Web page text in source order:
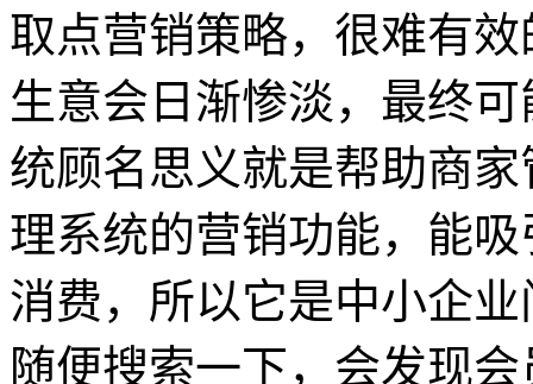
取点营销策略，很难有
生意会日渐惨淡，最终
统顾名思义就是帮助商
理系统的营销功能，能
消费，所以它是中小企
随便搜索一下，会发现